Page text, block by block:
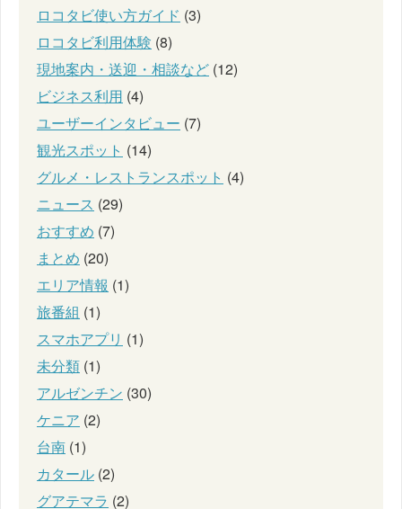
ロコタビ使い方ガイド (3)
ロコタビ利用体験 (8)
現地案内・送迎・相談など (12)
ビジネス利用 (4)
ユーザーインタビュー (7)
観光スポット (14)
グルメ・レストランスポット (4)
ニュース (29)
おすすめ (7)
まとめ (20)
エリア情報 (1)
旅番組 (1)
スマホアプリ (1)
未分類 (1)
アルゼンチン (30)
ケニア (2)
台南 (1)
カタール (2)
グアテマラ (2)